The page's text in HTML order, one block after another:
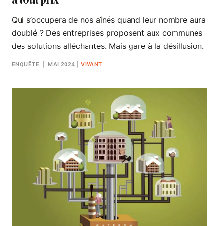
Qui s’occupera de nos aînés quand leur nombre aura
doublé ? Des entreprises proposent aux communes
des solutions alléchantes. Mais gare à la désillusion.
ENQUÊTE | MAI 2024 |VIVANT